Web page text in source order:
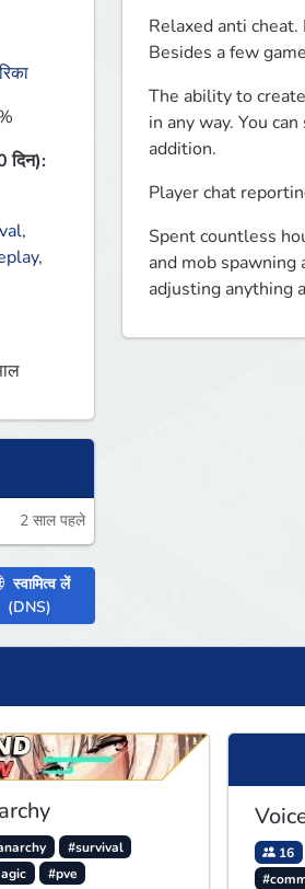
दिन):
,
,
2 साल पहले
स्वामित्व लें
(DNS)
Relaxed anti
Besides a few
The ability to
in any way. You
addition.
Player chat
Spent countless
and mob
adjusting anything
#survival
#pve
16